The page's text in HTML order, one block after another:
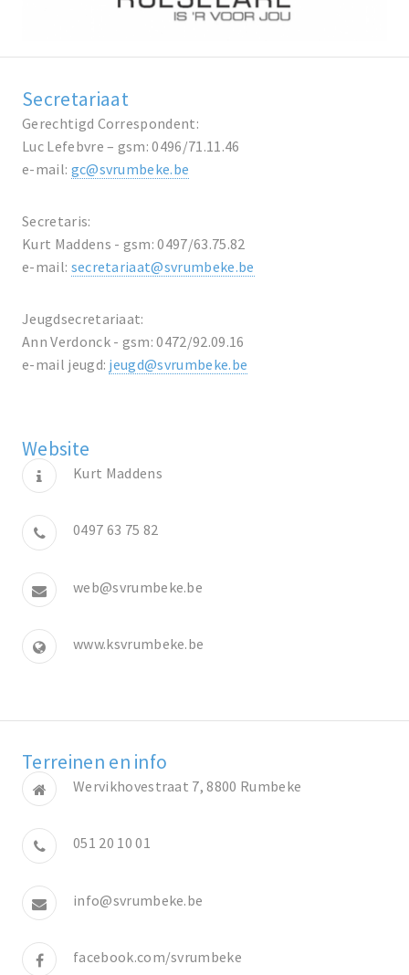
Secretariaat
Gerechtigd Correspondent:
Luc Lefebvre – gsm: 0496/71.11.46
e-mail: gc@svrumbeke.be
Secretaris:
Kurt Maddens - gsm: 0497/63.75.82
e-mail: secretariaat@svrumbeke.be
Jeugdsecretariaat:
Ann Verdonck - gsm: 0472/92.09.16
e-mail jeugd: jeugd@svrumbeke.be
Website
Kurt Maddens
0497 63 75 82
web@svrumbeke.be
www.ksvrumbeke.be
Terreinen en info
Wervikhovestraat 7, 8800 Rumbeke
051 20 10 01
info@svrumbeke.be
facebook.com/svrumbeke